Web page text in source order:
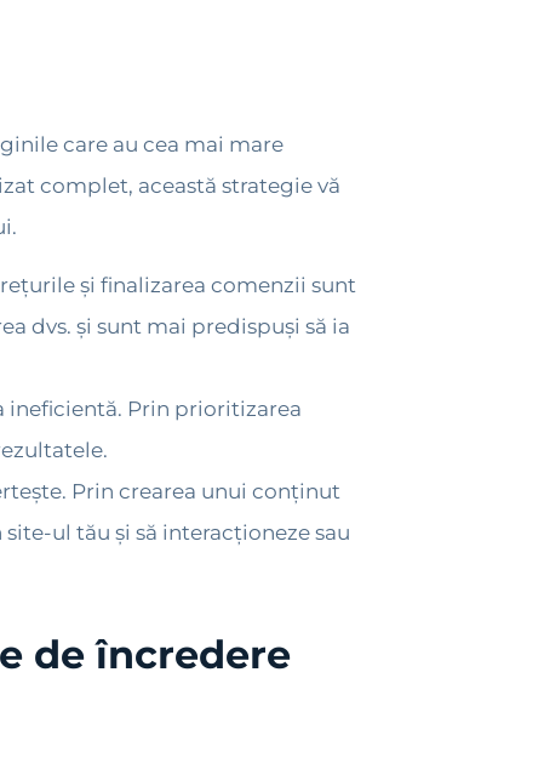
care au cea mai mare
complet, această strategie vă
și finalizarea comenzii sunt
dvs. și sunt mai predispuși să ia
ineficientă. Prin prioritizarea
Prin crearea unui conținut
ul tău și să interacționeze sau
de încredere